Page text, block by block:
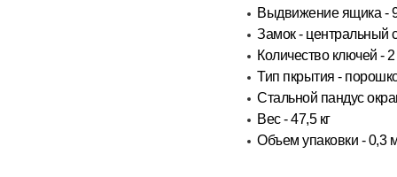
Выдвижение ящика -
Замок - центральный
Количество ключей -
Тип пкрытия -
Стальной пандус
Вес - 47,5 кг
Объем упаковки - 0,3